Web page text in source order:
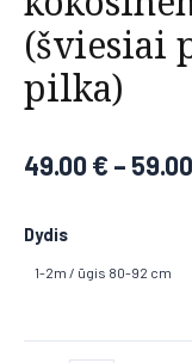
(šviesiai
pilka)
49.00€ – 59.00
Dydis
1-2m / ūgis 80-92 cm